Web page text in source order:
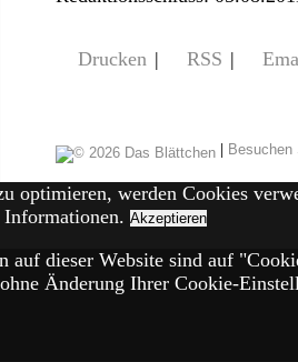
Drucken | RSS |
|
optimieren, werden Cookies
Informationen. Akzeptieren
auf dieser Website sind auf
Änderung Ihrer Cookie-